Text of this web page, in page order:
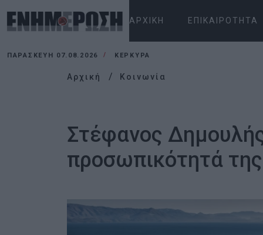
ΑΡΧΙΚΉ ΕΠΙΚΑΙΡΌΤΗΤΑ
ΠΑΡΑΣΚΕΥΉ 07.08.2026 ΚΕΡΚΥΡΑ
Αρχική Κοινωνία
Στέφανος
προσωπικότητά της